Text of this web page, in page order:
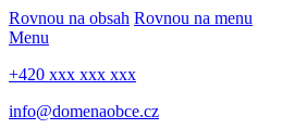
Rovnou na obsah Rovnou na menu
Menu
+420 xxx xxx xxx
info@domenaobce.cz